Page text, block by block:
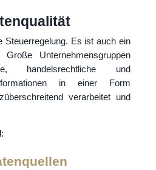
Steuerregelung. Es ist auch ein
Große Unternehmensgruppen
handelsrechtliche und
in einer Form
verarbeitet und